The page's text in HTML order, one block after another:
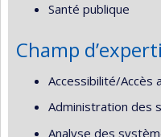
Santé publique
Champ
Accessibilité/Accès
Administration des
Analyse des